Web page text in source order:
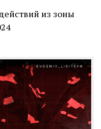
из зоны